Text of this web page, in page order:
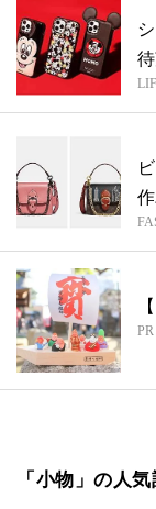
「小物」の人